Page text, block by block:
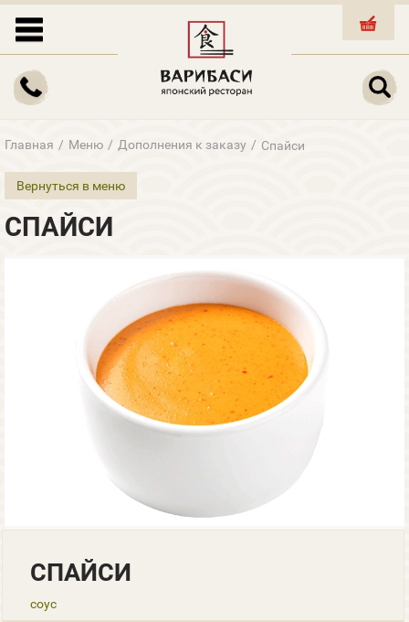
КОРЗИНА
Главная / Меню / Дополнения к заказу / Спайси
Вернуться в меню
СПАЙСИ
СПАЙСИ
соус